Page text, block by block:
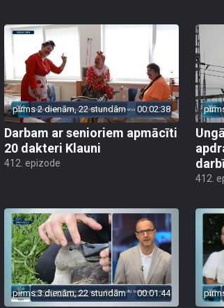
pirms 2 dienām, 22 stundām 00:02:38
Darbam ar senioriem apmācīti
20 dakteri Klauni
412. epizode
412.
pirms 3 dienām, 22 stundām 00:01:44